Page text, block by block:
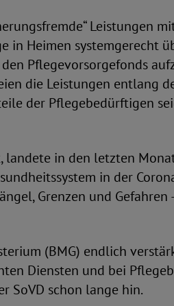
Leistungen
in Heimen systemgerecht
Pflegevorsorgefonds
die Leistungen entlang
der Pflegebedürftigen
landete in den letzten
in der
Grenzen und Gefahren
(BMG) endlich
Diensten und bei
SoVD schon lange hin.